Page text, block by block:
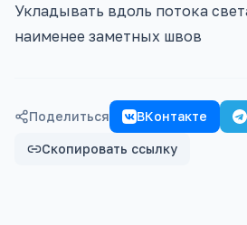
Укладывать вдоль потока
наименее заметных швов
Поделиться ВКонтакте
Скопировать ссылку
Здоровье
Строительство